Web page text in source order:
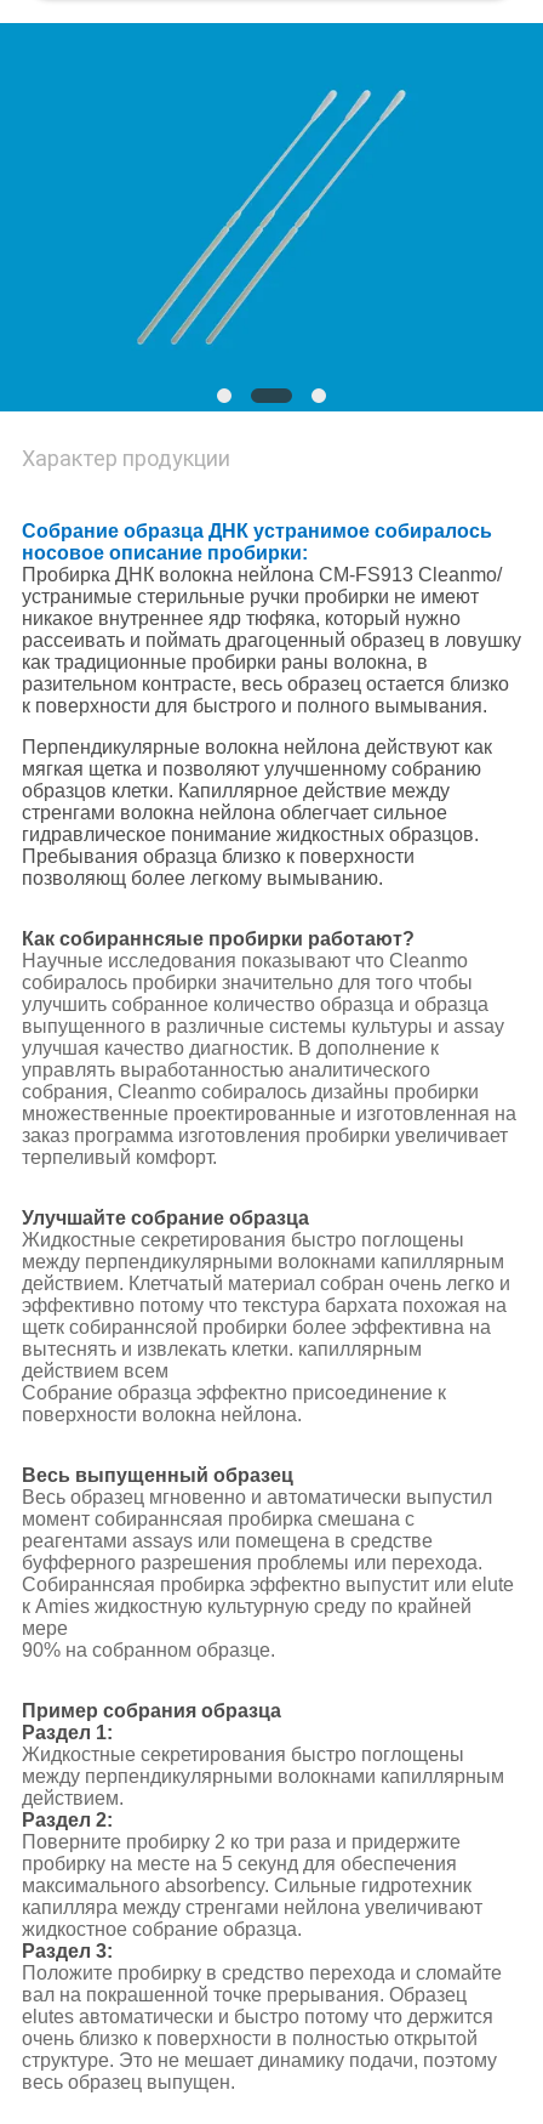
Характер продукции
Собрание образца ДНК устранимое собиралось
носовое описание пробирки:
Пробирка ДНК волокна нейлона CM-FS913 Cleanmo/
устранимые стерильные ручки пробирки не имеют
никакое внутреннее ядр тюфяка, который нужно
рассеивать и поймать драгоценный образец в ловушку
как традиционные пробирки раны волокна, в
разительном контрасте, весь образец остается близко
к поверхности для быстрого и полного вымывания.
Перпендикулярные волокна нейлона действуют как
мягкая щетка и позволяют улучшенному собранию
образцов клетки. Капиллярное действие между
стренгами волокна нейлона облегчает сильное
гидравлическое понимание жидкостных образцов.
Пребывания образца близко к поверхности
позволяющ более легкому вымыванию.
Как собираннсяые пробирки работают?
Научные исследования показывают что Cleanmo
собиралось пробирки значительно для того чтобы
улучшить собранное количество образца и образца
выпущенного в различные системы культуры и assay
улучшая качество диагностик. В дополнение к
управлять выработанностью аналитического
собрания, Cleanmo собиралось дизайны пробирки
множественные проектированные и изготовленная на
заказ программа изготовления пробирки увеличивает
терпеливый комфорт.
Улучшайте собрание образца
Жидкостные секретирования быстро поглощены
между перпендикулярными волокнами капиллярным
действием. Клетчатый материал собран очень легко и
эффективно потому что текстура бархата похожая на
щетк собираннсяой пробирки более эффективна на
вытеснять и извлекать клетки. капиллярным
действием всем
Собрание образца эффектно присоединение к
поверхности волокна нейлона.
Весь выпущенный образец
Весь образец мгновенно и автоматически выпустил
момент собираннсяая пробирка смешана с
реагентами assays или помещена в средстве
буфферного разрешения проблемы или перехода.
Собираннсяая пробирка эффектно выпустит или elute
к Amies жидкостную культурную среду по крайней
мере
90% на собранном образце.
Пример собрания образца
Раздел 1:
Жидкостные секретирования быстро поглощены
между перпендикулярными волокнами капиллярным
действием.
Раздел 2:
Поверните пробирку 2 ко три раза и придержите
пробирку на месте на 5 секунд для обеспечения
максимального absorbency. Сильные гидротехник
капилляра между стренгами нейлона увеличивают
жидкостное собрание образца.
Раздел 3:
Положите пробирку в средство перехода и сломайте
вал на покрашенной точке прерывания. Образец
elutes автоматически и быстро потому что держится
очень близко к поверхности в полностью открытой
структуре. Это не мешает динамику подачи, поэтому
весь образец выпущен.